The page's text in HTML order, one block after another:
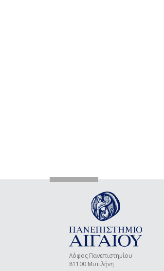
Λόφος Πανεπιστημίου
81100 Μυτιλήνη